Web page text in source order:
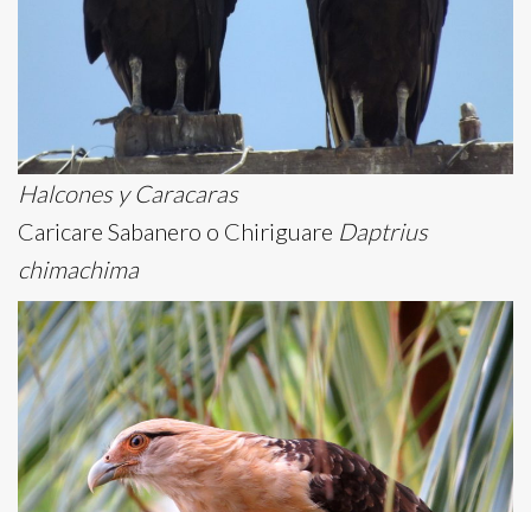
Halcones y Caracaras
Caricare Sabanero o Chiriguare Daptrius
chimachima